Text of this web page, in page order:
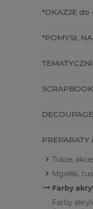
*OKAZJE do
*POMYSŁ
DECOUPAGE
Tusze,
Mgiełki,
Farby
Farby